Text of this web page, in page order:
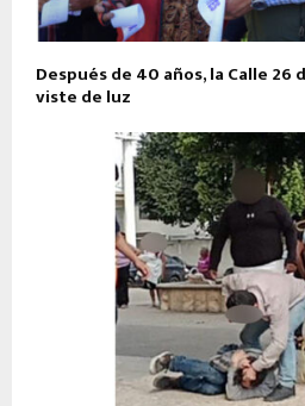
Después de 40 años, la Calle 26
viste de luz